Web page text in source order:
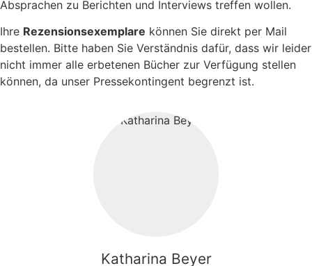
Absprachen zu Berichten und Interviews treffen wollen.
Ihre Rezensionsexemplare können Sie direkt per Mail
bestellen. Bitte haben Sie Verständnis dafür, dass wir leider
nicht immer alle erbetenen Bücher zur Verfügung stellen
können, da unser Pressekontingent begrenzt ist.
Katharina Beyer